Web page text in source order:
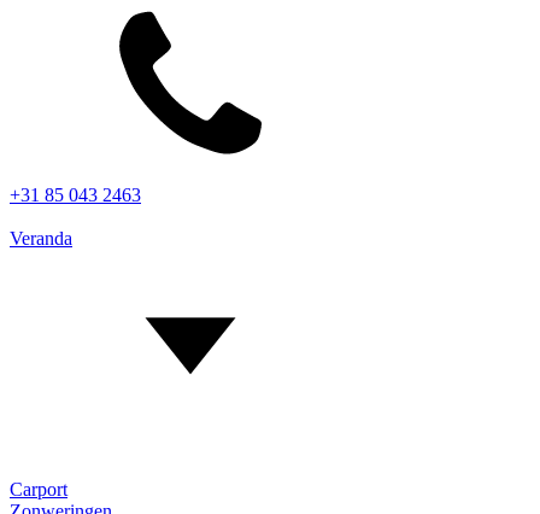
+31 85 043 2463
Veranda
Carport